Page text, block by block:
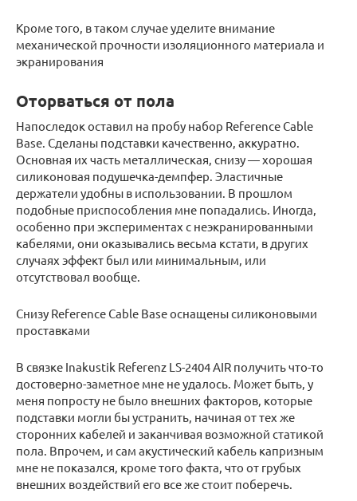
Кроме того, в таком случае уделите внимание
механической прочности изоляционного материала и
экранирования
Оторваться от пола
Напоследок оставил на пробу набор Reference Cable
Base. Сделаны подставки качественно, аккуратно.
Основная их часть металлическая, снизу — хорошая
силиконовая подушечка-демпфер. Эластичные
держатели удобны в использовании. В прошлом
подобные приспособления мне попадались. Иногда,
особенно при экспериментах с неэкранированными
кабелями, они оказывались весьма кстати, в других
случаях эффект был или минимальным, или
отсутствовал вообще.
Снизу Reference Cable Base оснащены силиконовыми
проставками
В связке Inakustik Referenz LS-2404 AIR получить что-то
достоверно-заметное мне не удалось. Может быть, у
меня попросту не было внешних факторов, которые
подставки могли бы устранить, начиная от тех же
сторонних кабелей и заканчивая возможной статикой
пола. Впрочем, и сам акустический кабель капризным
мне не показался, кроме того факта, что от грубых
внешних воздействий его все же стоит поберечь.